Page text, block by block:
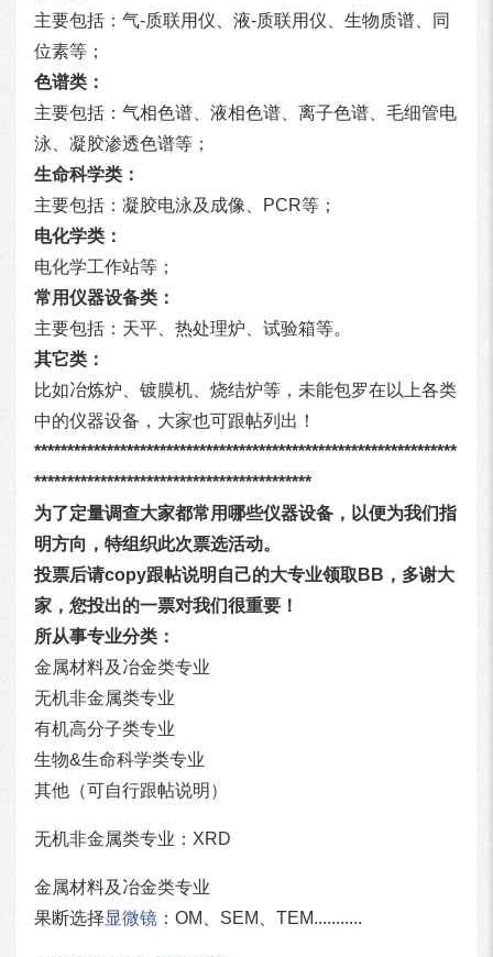
主要包括：气-质联用仪、液-质联用仪、生物质谱、同
位素等；
色谱类：
主要包括：气相色谱、液相色谱、离子色谱、毛细管电
泳、凝胶渗透色谱等；
生命科学类：
主要包括：凝胶电泳及成像、PCR等；
电化学类：
电化学工作站等；
常用仪器设备类：
主要包括：天平、热处理炉、试验箱等。
其它类：
比如冶炼炉、镀膜机、烧结炉等，未能包罗在以上各类
中的仪器设备，大家也可跟帖列出！
****************************************************************
******************************************
为了定量调查大家都常用哪些仪器设备，以便为我们指
明方向，特组织此次票选活动。
投票后请copy跟帖说明自己的大专业领取BB，多谢大
家，您投出的一票对我们很重要！
所从事专业分类：
金属材料及冶金类专业
无机非金属类专业
有机高分子类专业
生物&生命科学类专业
其他（可自行跟帖说明）
无机非金属类专业：XRD
金属材料及冶金类专业
果断选择显微镜 ：OM、SEM、TEM...........